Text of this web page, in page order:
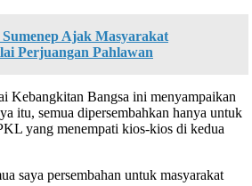
Ajak Masyarakat
Perjuangan Pahlawan
Kebangkitan Bangsa ini menyampaikan
itu, semua dipersembahkan hanya untuk
yang menempati kios-kios di kedua
saya persembahan untuk masyarakat